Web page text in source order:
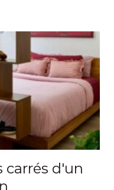
carrés d'un